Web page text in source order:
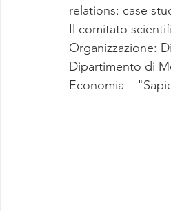
relations: case
Il comitato
Organizzazione:
Dipartimento di
Economia –